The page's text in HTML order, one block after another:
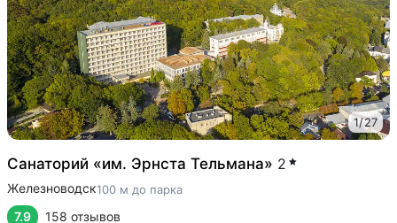
1/27
Санаторий «им. Эрнста Тельмана» 2
Железноводск100 м до парка
7.9 158 отзывов